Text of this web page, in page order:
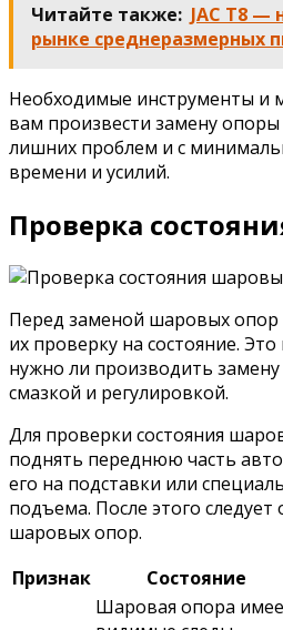
Читайте также: JAC T8 —
рынке среднеразмерных
Необходимые инструменты и
вам произвести замену опоры
лишних проблем и с
времени и усилий.
Проверка
Перед заменой шаровых опор
их проверку на состояние.
нужно ли производить
смазкой и регулировкой.
Для проверки состояния
поднять переднюю часть
его на подставки или
подъема. После этого следует
шаровых опор.
Признак
Состояние
Шаровая опора